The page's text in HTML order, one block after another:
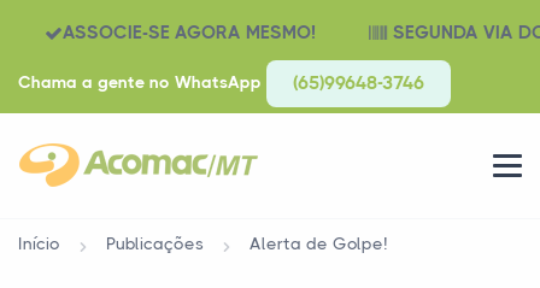
ASSOCIE-SE AGORA MESMO! SEGUNDA VIA
Chama a gente no WhatsApp (65)99648-3746
Início Publicações Alerta de Golpe!